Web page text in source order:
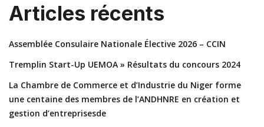
Articles récents
Assemblée Consulaire Nationale Élective 2026 – CCIN
Tremplin Start-Up UEMOA » Résultats du concours 2024
La Chambre de Commerce et d’Industrie du Niger forme
une centaine des membres de l’ANDHNRE en création et
gestion d’entreprisesde